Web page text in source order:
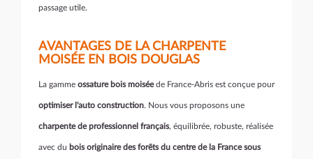
passage utile.
AVANTAGES DE LA CHARPENTE
MOISÉE EN BOIS DOUGLAS
La gamme ossature bois moiséede France-Abris est conçue pour
optimiser l'auto construction. Nous vous proposons une
charpente de professionnel français, équilibrée, robuste, réalisée
avec du bois originaire des forêts du centre de la France sous